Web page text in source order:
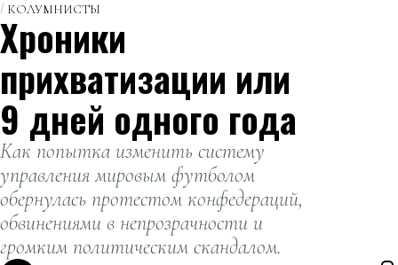
КОЛУМНИСТЫ
Хроники
прихватизации или
9 дней одного года
Как попытка изменить систему
управления мировым футболом
обернулась протестом конфедераций,
обвинениями в непрозрачности и
громким политическим скандалом.